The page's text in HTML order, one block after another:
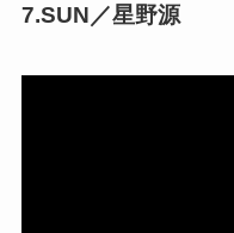
7.SUN／星野源